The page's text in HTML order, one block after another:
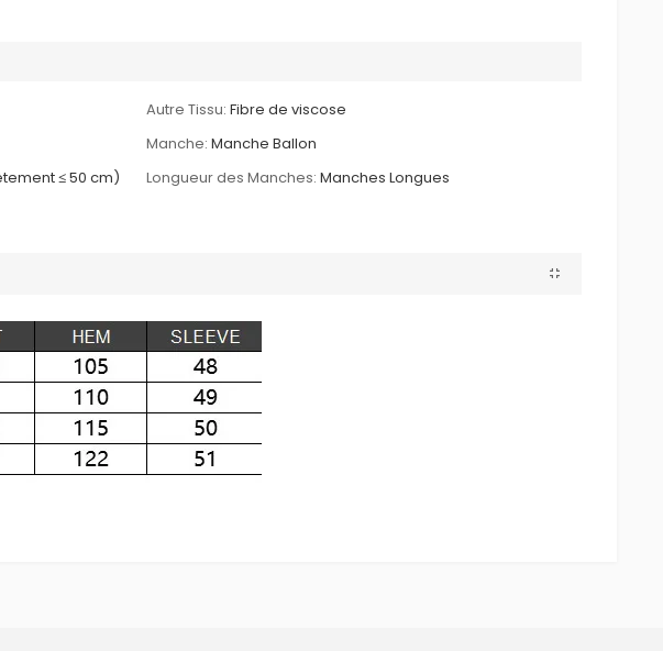
Autre Tissu: Fibre de viscose
Manche: Manche Ballon
≤ 50 cm) Longueur des Manches: Manches Longues